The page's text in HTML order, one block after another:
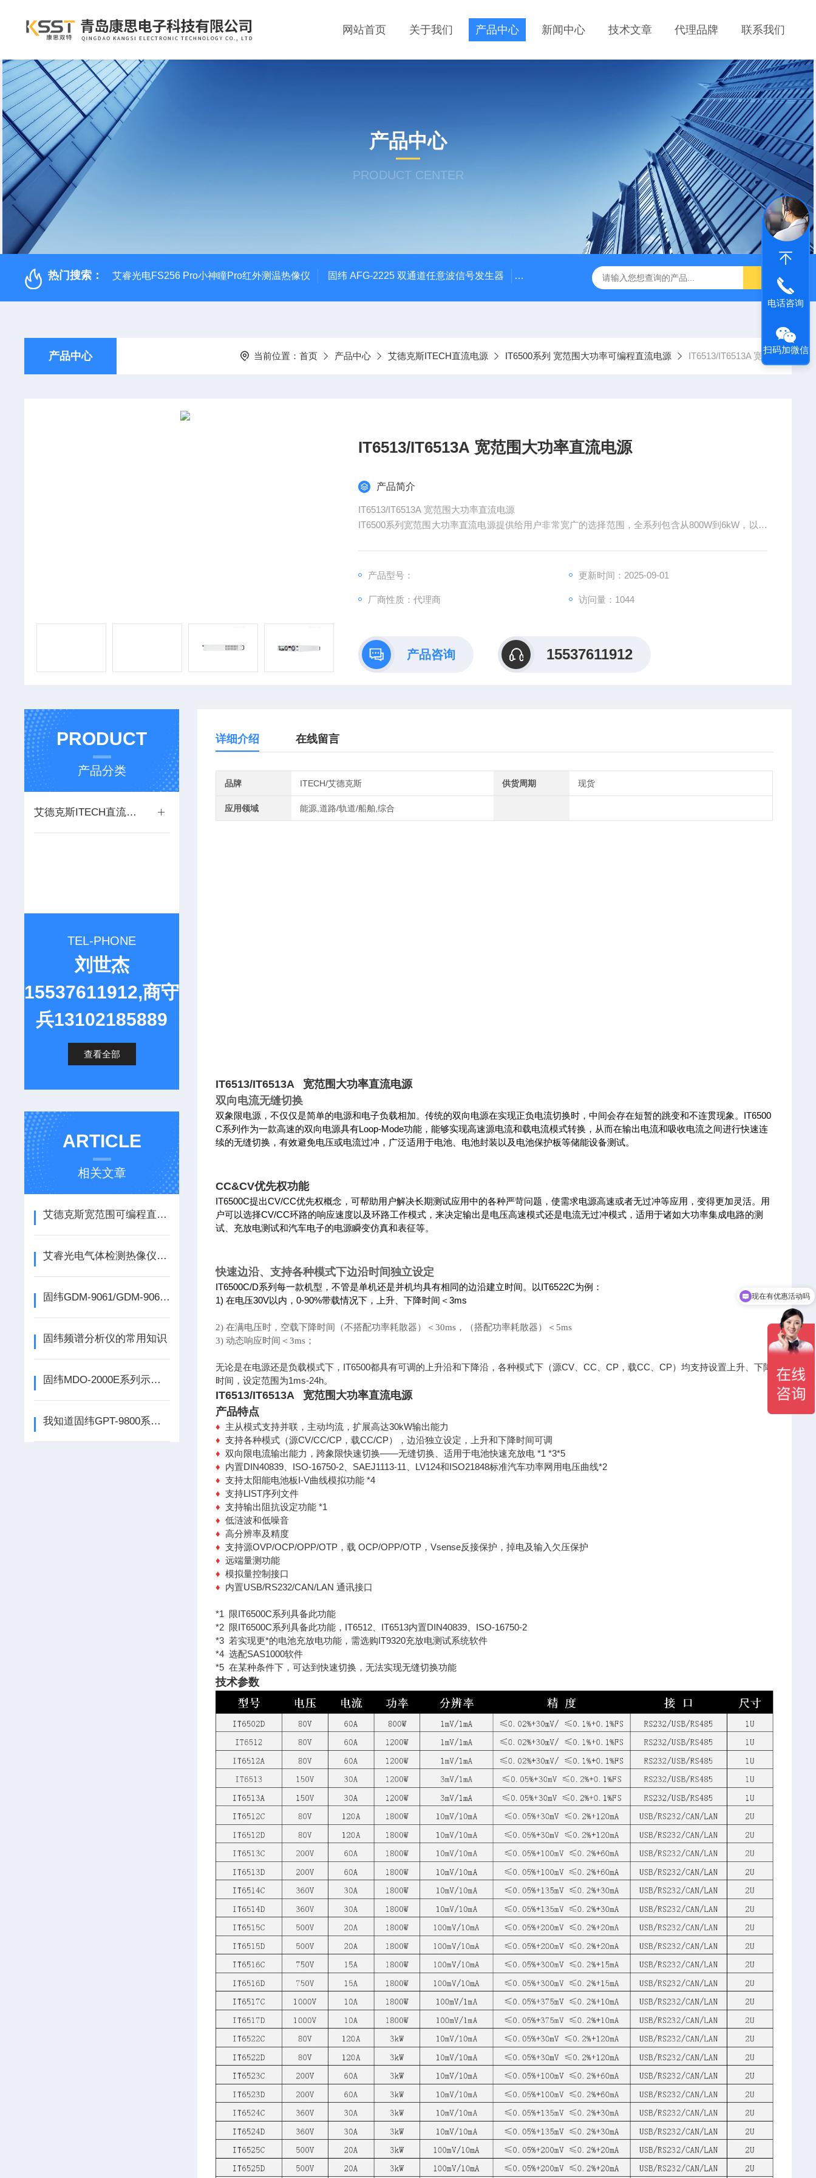
网站首页 关于我们 产品中心 新闻中心 技术文章 代理品牌 联系我们
产品中心
PRODUCT CENTER
热门搜索： 艾睿光电FS256 Pro小神瞳Pro红外测温热像仪 固纬 AFG-2225 双通道任意波信号发生器 APS-7050E 交流电源 固纬 GSP-730 频谱分析仪 艾睿光电
产品中心 当前位置：首页 产品中心 艾德克斯ITECH直流电源 IT6500系列 宽范围大功率可编程直流电源 IT6513/IT6513A 宽范围大功率直流电源
IT6513/IT6513A 宽范围大功率直流电源
产品简介
IT6513/IT6513A 宽范围大功率直流电源
IT6500系列宽范围大功率直流电源提供给用户非常宽广的选择范围，全系列包含从800W到6kW，以及
产品型号：
更新时间：2025-09-01
厂商性质：代理商 访问量：1044
产品咨询 15537611912
PRODUCT
产品分类
艾德克斯ITECH直流电源
TEL-PHONE
刘世杰
15537611912,商守
兵13102185889
查看全部
ARTICLE
相关文章
艾德克斯宽范围可编程直流电源的特点
艾睿光电气体检测热像仪怎么选？
固纬GDM-9061/GDM-9060六位半台式万用表具有哪些优势呢？
固纬频谱分析仪的常用知识
固纬MDO-2000E系列示波器如何轻易获取频率响应波特图
我知道固纬GPT-9800系列安规测试仪的知识点
详细介绍 在线留言
品牌 ITECH/艾德克斯 供货周期 现货
应用领域 能源,道路/轨道/船舶,综合
IT6513/IT6513A 宽范围大功率直流电源
双向电流无缝切换
双象限电源，不仅仅是简单的电源和电子负载相加。传统的双向电源在实现正负电流切换时，中间会存在短暂的跳变和不连贯现象。IT6500
C系列作为一款高速的双向电源具有Loop-Mode功能，能够实现高速源电流和载电流模式转换，从而在输出电流和吸收电流之间进行快速连
续的无缝切换，有效避免电压或电流过冲，广泛适用于电池、电池封装以及电池保护板等储能设备测试。
CC&CV优先权功能
IT6500C提出CV/CC优先权概念，可帮助用户解决长期测试应用中的各种严苛问题，使需求电源高速或者无过冲等应用，变得更加灵活。用
户可以选择CV/CC环路的响应速度以及环路工作模式，来决定输出是电压高速模式还是电流无过冲模式，适用于诸如大功率集成电路的测
试、充放电测试和汽车电子的电源瞬变仿真和表征等。
快速边沿、支持各种模式下边沿时间独立设定
IT6500C/D系列每一款机型，不管是单机还是并机均具有相同的边沿建立时间。以IT6522C为例：
1) 在电压30V以内，0-90%带载情况下，上升、下降时间＜3ms
2) 在满电压时，空载下降时间（不搭配功率耗散器）＜30ms，（搭配功率耗散器）＜5ms
3) 动态响应时间＜3ms；
无论是在电源还是负载模式下，IT6500都具有可调的上升沿和下降沿，各种模式下（源CV、CC、CP，载CC、CP）均支持设置上升、下降
时间，设定范围为1ms-24h。
IT6513/IT6513A 宽范围大功率直流电源
产品特点
♦ 主从模式支持并联，主动均流，扩展高达30kW输出能力
♦支持各种模式（源CV/CC/CP，载CC/CP），边沿独立设定，上升和下降时间可调
♦双向限电流输出能力，跨象限快速切换——无缝切换、适用于电池快速充放电 *1 *3*5
♦ 内置DIN40839、ISO-16750-2、SAEJ1113-11、LV124和ISO21848标准汽车功率网用电压曲线*2
♦支持太阳能电池板I-V曲线模拟功能 *4
♦支持LIST序列文件
♦支持输出阻抗设定功能 *1
♦低涟波和低噪音
♦高分辨率及精度
♦支持源OVP/OCP/OPP/OTP，载 OCP/OPP/OTP，Vsense反接保护，掉电及输入欠压保护
♦远端量测功能
♦模拟量控制接口
♦ 内置USB/RS232/CAN/LAN 通讯接口
*1 限IT6500C系列具备此功能
*2 限IT6500C系列具备此功能，IT6512、IT6513内置DIN40839、ISO-16750-2
*3 若实现更*的电池充放电功能，需选购IT9320充放电测试系统软件
*4 选配SAS1000软件
*5 在某种条件下，可达到快速切换，无法实现无缝切换功能
技术参数
电话咨询
扫码加微信
可以介绍下你们的产品么
现在有优惠活动吗